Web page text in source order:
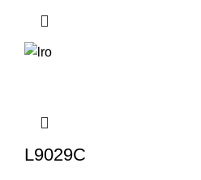
L9029C